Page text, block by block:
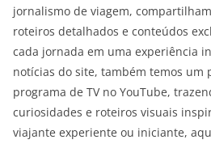
jornalismo de viagem,
roteiros detalhados e conteúdos
cada jornada em uma experiência
notícias do site, também temos um
programa de TV no YouTube,
curiosidades e roteiros visuais
viajante experiente ou iniciante,